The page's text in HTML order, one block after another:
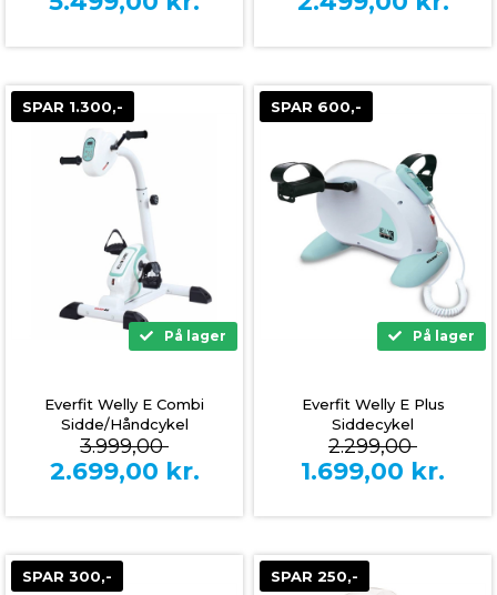
SPAR 1.300,-
På lager
Everfit Welly E Combi
Sidde/Håndcykel
3.999,00
2.699,00 kr.
SPAR 600,-
På lager
Everfit Welly E Plus
Siddecykel
2.299,00
1.699,00 kr.
SPAR 300,- SPAR 250,-